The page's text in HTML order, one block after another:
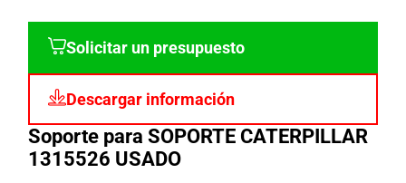
Solicitar un presupuesto
Descargar información
Soporte para SOPORTE CATERPILLAR
1315526 USADO